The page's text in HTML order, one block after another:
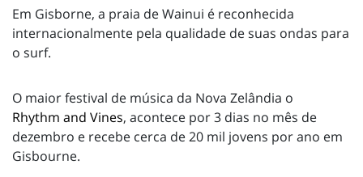
Em Gisborne, a praia de Wainui é reconhecida
internacionalmente pela qualidade de suas ondas para
o surf.
O maior festival de música da Nova Zelândia o
Rhythm and Vines, acontece por 3 dias no mês de
dezembro e recebe cerca de 20 mil jovens por ano em
Gisbourne.